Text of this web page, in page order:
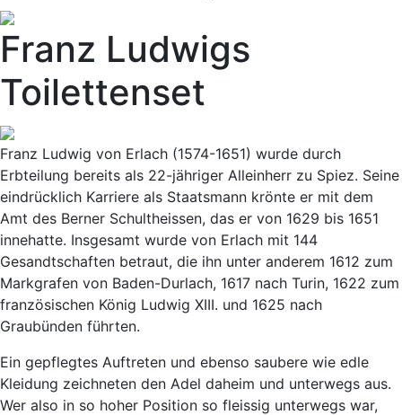
Franz Ludwigs
Toilettenset
Franz Ludwig von Erlach (1574-1651) wurde durch
Erbteilung bereits als 22-jähriger Alleinherr zu Spiez. Seine
eindrücklich Karriere als Staatsmann krönte er mit dem
Amt des Berner Schultheissen, das er von 1629 bis 1651
innehatte. Insgesamt wurde von Erlach mit 144
Gesandtschaften betraut, die ihn unter anderem 1612 zum
Markgrafen von Baden-Durlach, 1617 nach Turin, 1622 zum
französischen König Ludwig XIII. und 1625 nach
Graubünden führten.
Ein gepflegtes Auftreten und ebenso saubere wie edle
Kleidung zeichneten den Adel daheim und unterwegs aus.
Wer also in so hoher Position so fleissig unterwegs war,